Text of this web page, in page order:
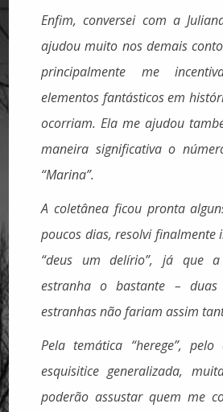
Enfim, conversei com a
ajudou muito nos demais
principalmente me
elementos fantásticos em
ocorriam. Ela me ajudou
maneira significativa o
“Marina”.
A coletânea ficou pronta
poucos dias, resolvi finalmente
“deus um delírio”, já que
estranha o bastante – duas
estranhas não fariam assim
Pela temática “herege”,
esquisitice generalizada,
poderão assustar quem me